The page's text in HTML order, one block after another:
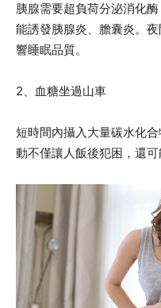
胰腺需要超負荷分泌消化
能誘發胰腺炎、膽囊炎。
響睡眠品質。
2、血糖坐過山車
短時間內攝入大量碳水化
動不僅讓人飯後犯困，還可